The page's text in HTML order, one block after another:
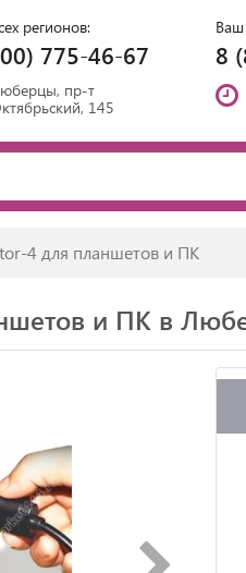
регионов:
775-46-67
Ваш
8
пр-т
145
4 для планшетов и ПК
и ПК в